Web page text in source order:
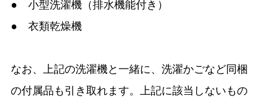
● 小型洗濯機（排水機能付き）
● 衣類乾燥機
なお、上記の洗濯機と一緒に、洗濯かごなど同梱
の付属品も引き取れます。上記に該当しないもの